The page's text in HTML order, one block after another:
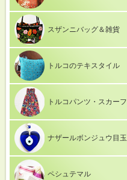
スザンニバッグ＆雑貨
トルコのテキスタイル
トルコパンツ・スカーフ
ナザールボンジュウ目玉
ペシュテマル